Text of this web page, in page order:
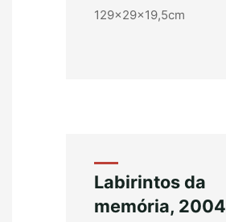
129x29x19,5cm
Labirintos da
memória, 2004